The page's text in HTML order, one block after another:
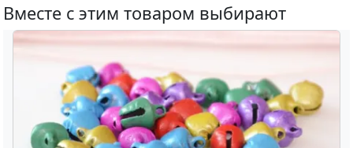
Вместе с этим товаром выбирают